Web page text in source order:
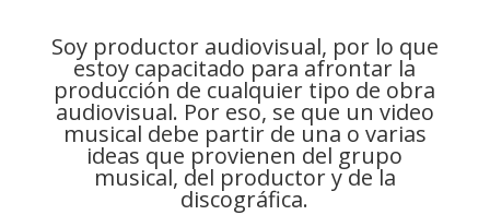
Soy productor audiovisual, por lo que
estoy capacitado para afrontar la
producción de cualquier tipo de obra
audiovisual. Por eso, se que un video
musical debe partir de una o varias
ideas que provienen del grupo
musical, del productor y de la
discográfica.